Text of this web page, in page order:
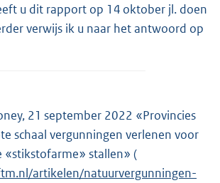
u dit rapport op 14 oktober jl. doen
verwijs ik u naar het antwoord op
21 september 2022 «Provincies
schaal vergunningen verlenen voor
«stikstofarme» stallen» (
x
artikelen/natuurvergunningen-